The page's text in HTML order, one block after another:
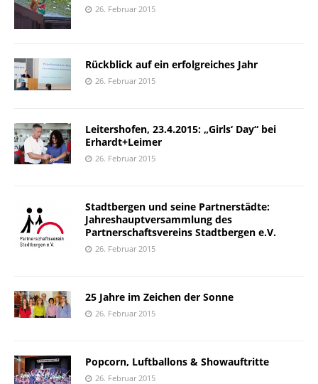
26. Februar 2015
Rückblick auf ein erfolgreiches Jahr
26. Februar 2015
Leitershofen, 23.4.2015: „Girls‘ Day“ bei
Erhardt+Leimer
26. Februar 2015
Stadtbergen und seine Partnerstädte:
Jahreshauptversammlung des
Partnerschaftsvereins Stadtbergen e.V.
26. Februar 2015
25 Jahre im Zeichen der Sonne
26. Februar 2015
Popcorn, Luftballons & Showauftritte
26. Februar 2015